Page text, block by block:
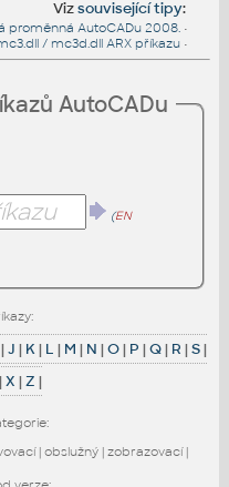
Vizsouvisející tipy:
proměnná AutoCADu 2008. •
/ mc3d.dll ARX příkazu •
AutoCADu
(EN
|J | K| L | M | N |O| P |Q| R |S|
|X |Z |
| obslužný| zobrazovací|